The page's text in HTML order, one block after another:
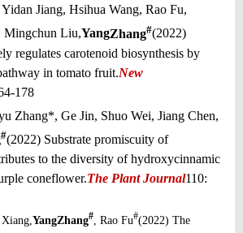
Jiang, Hsihua Wang, Rao Fu,
Mingchun Liu,YangZhang#(2022)
regulates carotenoid biosynthesis by
in tomato fruit.New
178
Zhang*, Ge Jin, Shuo Wei, Jiang Chen,
#(2022) Substrate promiscuity of
to the diversity of hydroxycinnamic
coneflower.The Plant Journal110:
YangZhang#, Rao Fu#(2022) The